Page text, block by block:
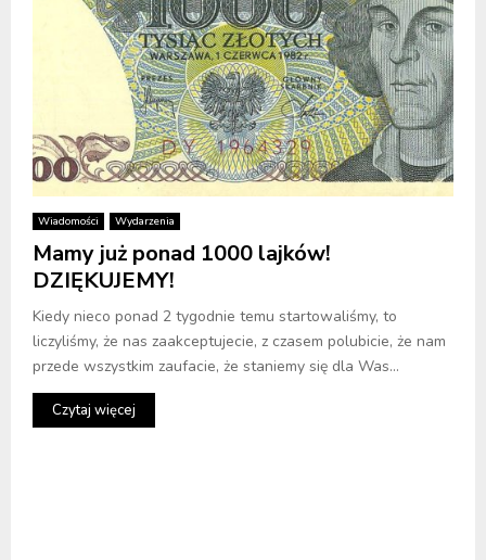
Wiadomości Wydarzenia
Mamy już ponad 1000 lajków!
DZIĘKUJEMY!
Kiedy nieco ponad 2 tygodnie temu startowaliśmy, to
liczyliśmy, że nas zaakceptujecie, z czasem polubicie, że nam
przede wszystkim zaufacie, że staniemy się dla Was...
Czytaj więcej